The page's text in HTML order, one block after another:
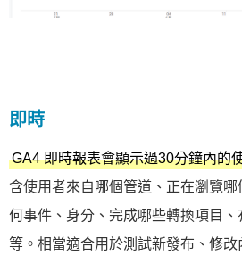
即時
GA4 即時報表會顯示過30分鐘內的
含使用者來自哪個管道、正在瀏覽
何事件、身分、完成哪些轉換項目
等。相當適合用於測試新發布、修